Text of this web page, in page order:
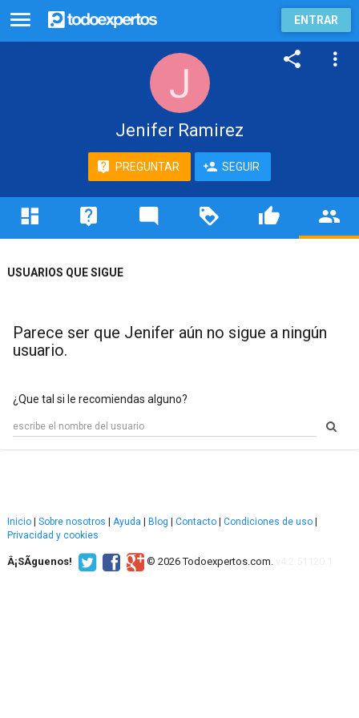
ENTRAR
Jenifer Ramirez
PREGUNTAR SEGUIR
USUARIOS QUE SIGUE
Parece ser que Jenifer aún no sigue a ningún
usuario.
¿Que tal si le recomiendas alguno?
Inicio Sobre nosotros Ayuda Blog Contacto Condiciones de uso
Privacidad y cookies
Â¡SÃ­guenos! © 2026 Todoexpertos.com.